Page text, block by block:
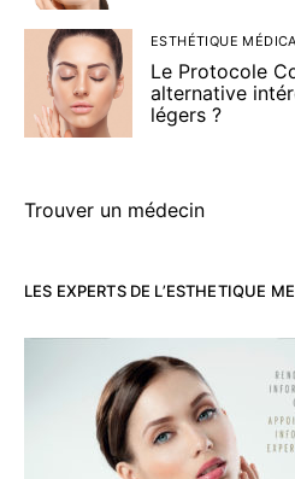
ESTHÉTIQUE
Le Protocole
alternative
légers ?
Trouver un médecin
LES EXPERTS DE L’ESTHETIQUE